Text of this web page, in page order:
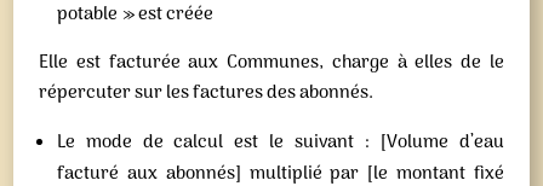
potable » est créée
Elle est facturée aux Communes, charge à elles de le
répercuter sur les factures des abonnés.
Le mode de calcul est le suivant : [Volume d’eau
facturé aux abonnés] multiplié par [le montant fixé